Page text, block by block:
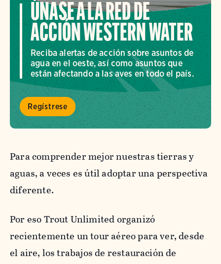
ÚNASE A LA RED DE
ACCIÓN WESTERN WATER
Reciba alertas de acción sobre asuntos de
agua en el oeste, así como asuntos que
están afectando a las aves en todo el país.
Regístrese
Para comprender mejor nuestras tierras y
aguas, a veces es útil adoptar una perspectiva
diferente.
Por eso Trout Unlimited organizó
recientemente un tour aéreo para ver, desde
el aire, los trabajos de restauración de